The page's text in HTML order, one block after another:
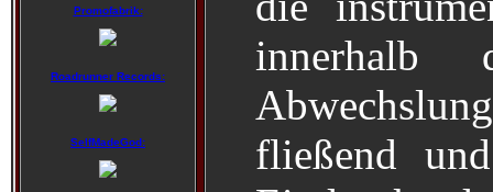
Promofabrik:
Roadrunner Records:
SelfMadeGod:
innerhalb
fließend